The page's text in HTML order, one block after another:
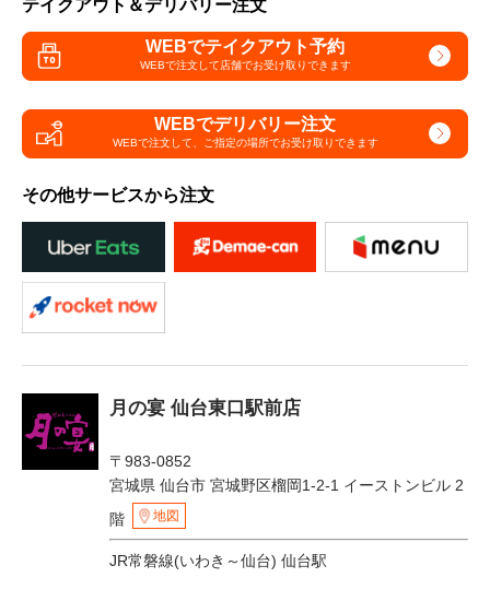
テイクアウト＆デリバリー注文
WEBでテイクアウト予約
WEBで注文して店舗でお受け取りできます
WEBでデリバリー注文
WEBで注文して、 ご指定の場所でお受け取りできます
その他サービスから注文
月の宴 仙台東口駅前店
〒983-0852
宮城県 仙台市 宮城野区榴岡1-2-1 イーストンビル 2
階
地図
JR常磐線(いわき～仙台) 仙台駅